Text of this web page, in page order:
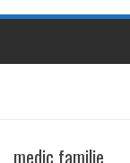
medic familie